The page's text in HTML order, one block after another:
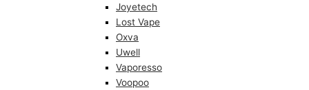
Joyetech
Lost Vape
Oxva
Uwell
Vaporesso
Voopoo